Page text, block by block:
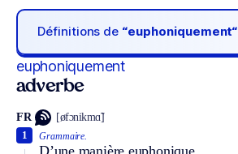
Définitions de “euphoniquement“
euphoniquement
adverbe
FR [øfɔnikmɑ̃]
Grammaire.
D’une manière euphonique.
1